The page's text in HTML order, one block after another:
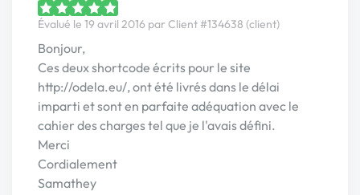
Évalué le 19 avril 2016 par Client #134638 (client)
Bonjour,
Ces deux shortcode écrits pour le site
http://odela.eu/, ont été livrés dans le délai
imparti et sont en parfaite adéquation avec le
cahier des charges tel que je l'avais défini.
Merci
Cordialement
Samathey